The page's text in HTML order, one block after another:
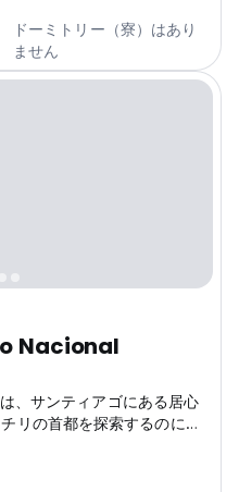
Cozy Place Hostel,
ドーミトリー（寮）はあり
ません
Nacional
、サンティアゴにある居心
リの首都を探索するのに最